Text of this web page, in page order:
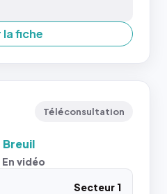
la fiche
Téléconsultation
Breuil
vidéo
Secteur 1